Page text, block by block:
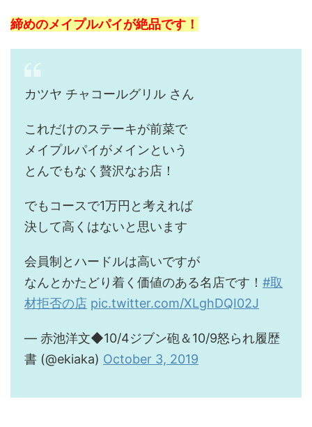
締めのメイプルパイが絶品です！
カツヤ チャコールグリル さん
これだけのステーキが前菜で
メイプルパイがメインという
とんでもなく贅沢なお店！
でもコースで1万円と考えれば
決して高くはないと思います
会員制とハードルは高いですが
なんとかたどり着く価値のある名店です！ #取
材拒否の店 pic.twitter.com/XLghDQI02J
— 赤池洋文◆10/4ジブン砲＆10/9怒られ履歴
書 (@ekiaka) October 3, 2019